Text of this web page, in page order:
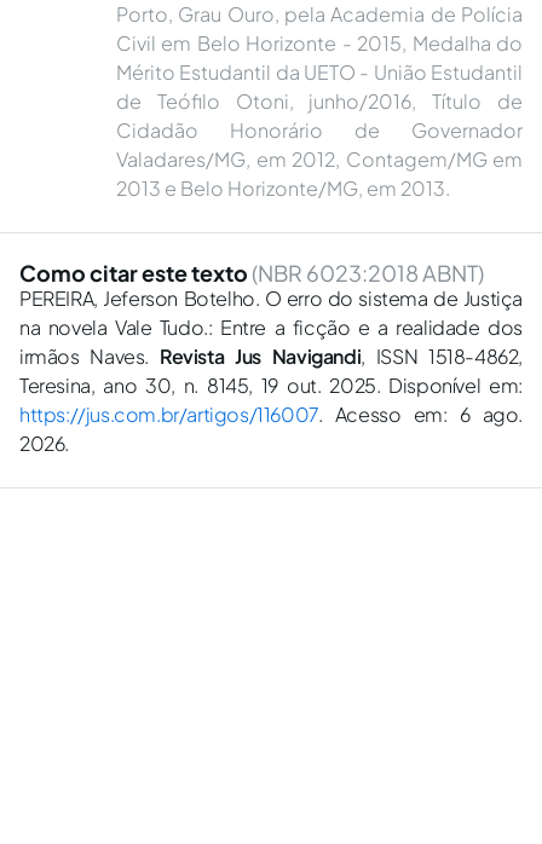
Porto, Grau Ouro, pela Academia de Polícia
Civil em Belo Horizonte - 2015, Medalha do
Mérito Estudantil da UETO - União Estudantil
de Teófilo Otoni, junho/2016, Título de
Cidadão Honorário de Governador
Valadares/MG, em 2012, Contagem/MG em
2013 e Belo Horizonte/MG, em 2013.
Como citar este texto (NBR 6023:2018 ABNT)
PEREIRA, Jeferson Botelho. O erro do sistema de Justiça
na novela Vale Tudo.: Entre a ficção e a realidade dos
irmãos Naves. Revista Jus Navigandi, ISSN 1518-4862,
Teresina, ano 30, n. 8145, 19 out. 2025. Disponível em:
https://jus.com.br/artigos/116007. Acesso em: 6 ago.
2026.